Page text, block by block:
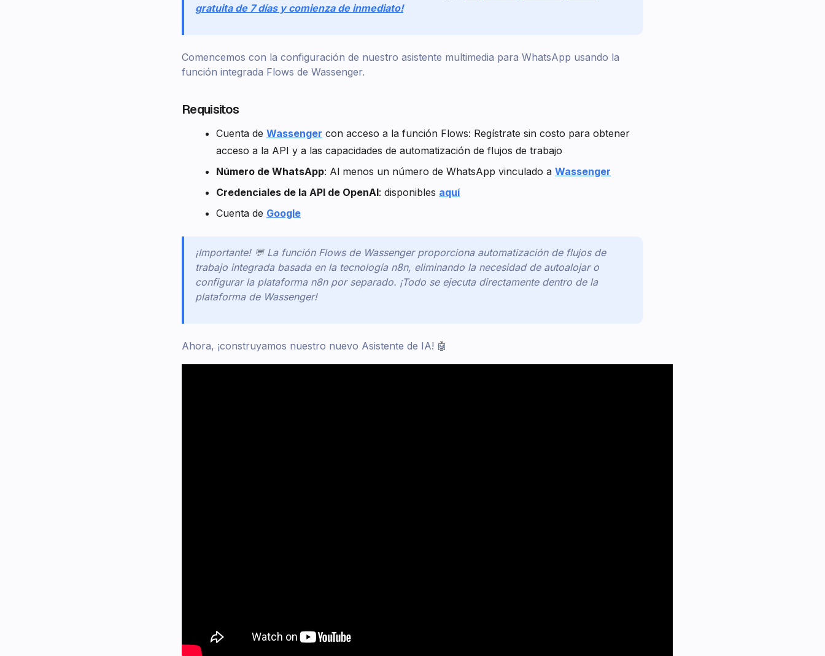
gratuita de 7 días y comienza de inmediato!
Comencemos con la configuración de nuestro asistente multimedia para WhatsApp usando la
función integrada Flows de Wassenger.
Requisitos
Cuenta de Wassenger con acceso a la función Flows: Regístrate sin costo para obtener
acceso a la API y a las capacidades de automatización de flujos de trabajo
Número de WhatsApp: Al menos un número de WhatsApp vinculado a Wassenger
Credenciales de la API de OpenAI: disponibles aquí
Cuenta de Google
¡Importante! 💬 La función Flows de Wassenger proporciona automatización de flujos de
trabajo integrada basada en la tecnología n8n, eliminando la necesidad de autoalojar o
configurar la plataforma n8n por separado. ¡Todo se ejecuta directamente dentro de la
plataforma de Wassenger!
Ahora, ¡construyamos nuestro nuevo Asistente de IA! 🤖